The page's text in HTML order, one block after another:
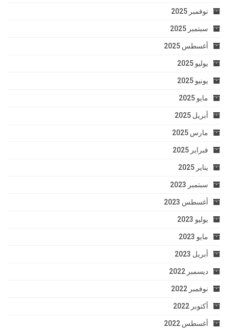
نوفمبر 2025
سبتمبر 2025
أغسطس 2025
يوليو 2025
يونيو 2025
مايو 2025
أبريل 2025
مارس 2025
فبراير 2025
يناير 2025
سبتمبر 2023
أغسطس 2023
يوليو 2023
مايو 2023
أبريل 2023
ديسمبر 2022
نوفمبر 2022
أكتوبر 2022
أغسطس 2022